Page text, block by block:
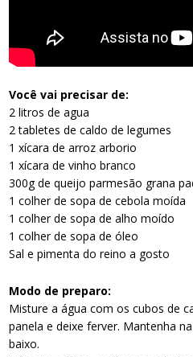
Você vai precisar de:
2 litros de agua
2 tabletes de caldo de legumes
1 xícara de arroz arborio
1 xícara de vinho branco
300g de queijo parmesão grana
1 colher de sopa de cebola moída
1 colher de sopa de alho moído
1 colher de sopa de óleo
Sal e pimenta do reino a gosto
Modo de preparo:
Misture a água com os cubos de
panela e deixe ferver. Mantenha
baixo.